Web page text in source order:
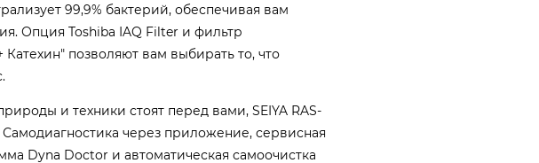
99,9% бактерий, обеспечивая вам
Опция Toshiba IAQ Filter и фильтр
позволяют вам выбирать то, что
и техники стоят перед вами, SEIYA RAS-
Самодиагностика через приложение, сервисная
Dyna Doctor и автоматическая самоочистка